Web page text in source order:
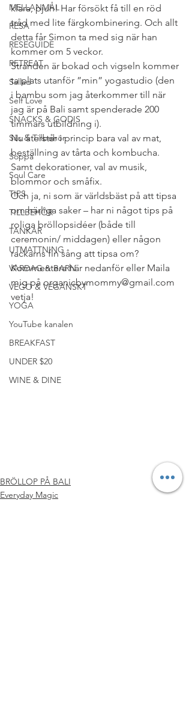
MELLANMÅL
RESA
RESEGUIDE
RETREAT
Sallad
Self Love
SNACKS & GODIS
Sås & Tillbehör
Soppa
Soul Care
TIPS
TILLBEHÖR
TANKAR
UTMATTNING
VARDAG & BARN
VEGO & VEGANSKT
YOGA
YouTube kanalen
BREAKFAST
UNDER $20
WINE & DINE
klara, pjuh! Har försökt få till en röd
tråd med lite färgkombinering. Och allt
detta får Simon ta med sig när han
kommer om 5 veckor.
Stranden är bokad och vigseln kommer
ta plats utanför ”min” yogastudio (den
i bambu som jag återkommer till när
jag är på Bali samt spenderade 200
timmars utbildning i).
Nu återstår i princip bara val av mat,
beställning av tårta och kombucha.
Samt dekorationer, val av musik,
blommor och småfix.
Och ja, ni som är världsbäst på att tipsa
om härliga saker – har ni något tips på
roliga bröllopsidéer (både till
ceremonin/ middagen) eller någon
rackarns fin sång att tipsa om?
Kommentera här nedanför eller Maila
mig på organicbymommy@gmail.com
vetja!
BRÖLLOP PÅ BALI
Everyday Magic